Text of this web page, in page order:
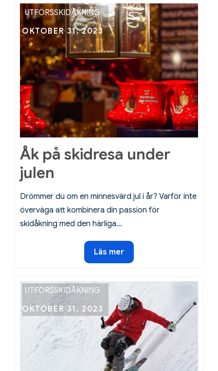
UTFÖRSSKIDÅKNING
Posted
on
OKTOBER 31, 2023
Åk på skidresa under
julen
Drömmer du om en minnesvärd jul i år? Varför inte
överväga att kombinera din passion för
skidåkning med den härliga…
Åk
på
under
Läs mer
UTFÖRSSKIDÅKNING
Posted
OKTOBER 31, 2023